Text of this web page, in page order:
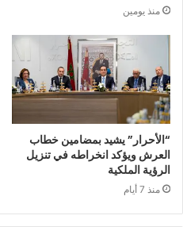
منذ يومين
“الأحرار” يشيد بمضامين خطاب
العرش ويؤكد انخراطه في تنزيل
الرؤية الملكية
منذ 7 أيام